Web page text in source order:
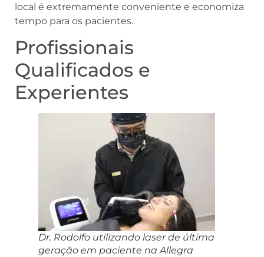
local é extremamente conveniente e economiza
tempo para os pacientes.
Profissionais
Qualificados e
Experientes
Dr. Rodolfo utilizando laser de última
geração em paciente na Allegra